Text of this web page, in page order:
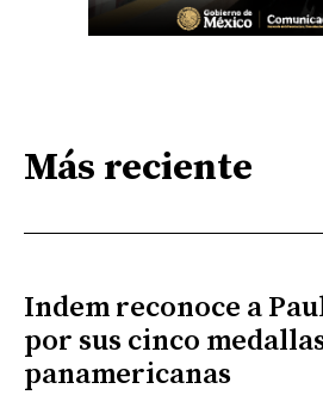
Más reciente
Indem reconoce a
por sus cinco
panamericanas